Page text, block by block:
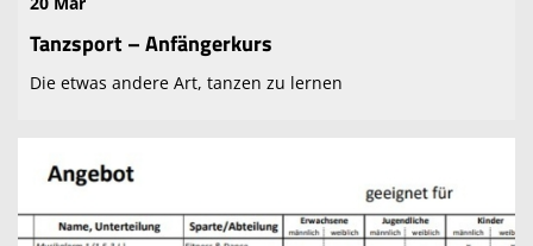
Tanzsport – Anfängerkurs
Die etwas andere Art, tanzen zu lernen